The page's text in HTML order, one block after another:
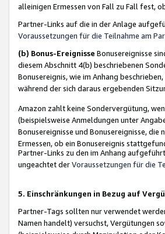
alleinigen Ermessen von Fall zu Fall fest,
Partner-Links auf die in der Anlage
Voraussetzungen für die Teilnahme am
(b) Bonus-Ereignisse Bonusereignisse
diesem Abschnitt 4(b) beschriebenen
Bonusereignis, wie im Anhang
während der sich daraus ergebenden
Amazon zahlt keine Sondervergütung,
(beispielsweise Anmeldungen unter
Bonusereignisse und Bonusereignisse,
Ermessen, ob ein Bonusereignis
Partner-Links zu den im Anhang
ungeachtet derVoraussetzungen für die
5. Einschränkungen in Bezug auf
Partner-Tags sollten nur verwendet
Namen handelt) versuchst, Vergütungen